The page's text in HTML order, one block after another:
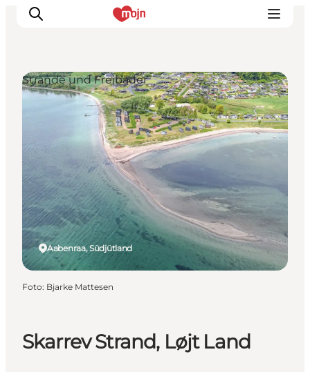
Erlebnisse
Städte und Regionen
Events
Übernachtung
Plane deine Reise
Booking
Skarrev Strand, Løjt Land
Aabenraa, Südjütland
Strände und Freibäder
Foto: Bjarke Mattesen